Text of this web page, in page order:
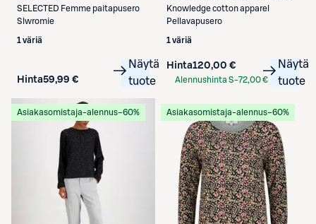
SELECTED Femme paitapusero
Slwromie
1 väriä
Hinta59,99 €
Näytä
tuote
Knowledge cotton apparel
Pellavapusero
1 väriä
Hinta120,00 €
Alennushinta S-72,00 €
Näytä
tuote
Asiakasomistaja-alennus−60% Asiakasomistaja-alennus−60%